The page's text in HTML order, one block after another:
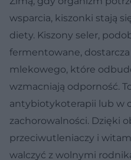
wsparcia, kiszonki stają
diety. Kiszony seler,
fermentowane,
mlekowego, które
wzmacniają odporność.
antybiotykoterapii lub w
zachorowalności. Dzięki
przeciwutleniaczy i
walczyć z wolnymi